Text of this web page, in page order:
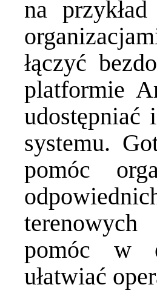
na
łączyć
platformie
udostępniać
systemu.
pomóc
pomóc w
ułatwiać